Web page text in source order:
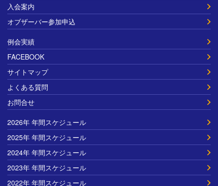
入会案内
オブザーバー参加申込
例会実績
FACEBOOK
サイトマップ
よくある質問
お問合せ
2026年 年間スケジュール
2025年 年間スケジュール
2024年 年間スケジュール
2023年 年間スケジュール
2022年 年間スケジュール